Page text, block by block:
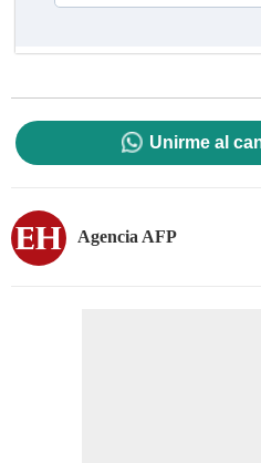
Unirme al
Agencia AFP